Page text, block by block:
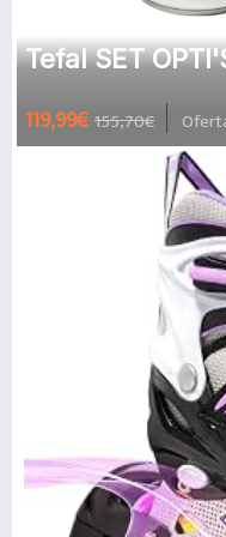
Tefal SET
119,99€ 155,70€